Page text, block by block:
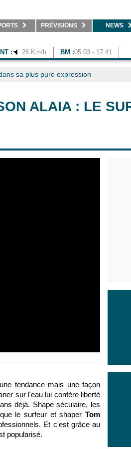
PRÉVISIONS NEWS
: 26 Km/h BM :05:03 - 17:41
sa plus pure expression
ALAIA : LE
tendance mais une façon
sur l'eau lui confère liberté
déjà. Shape séculaire, les
le surfeur et shaperTom
Et c'est grâce au
popularisé.